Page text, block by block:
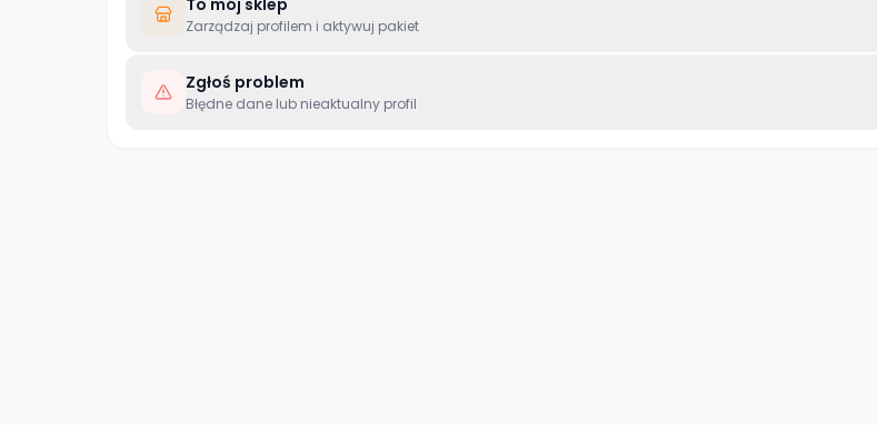
To mój sklep
Zarządzaj profilem i aktywuj pakiet
Zgłoś problem
Błędne dane lub nieaktualny profil